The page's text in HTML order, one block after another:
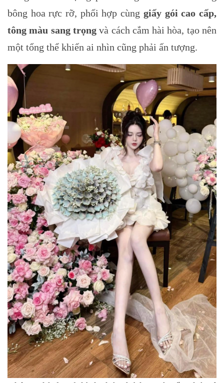
bông hoa rực rỡ, phối hợp cùng giấy gói cao cấp,
tông màu sang trọngvà cách cắm hài hòa, tạo nên
một tổng thể khiến ai nhìn cũng phải ấn tượng.